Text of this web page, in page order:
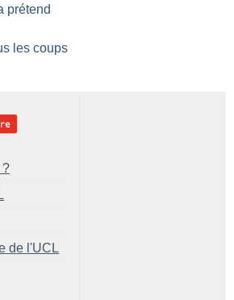
prétend
les coups
?
de l'UCL